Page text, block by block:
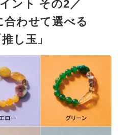
ント その2／
わせて選べる
し玉」